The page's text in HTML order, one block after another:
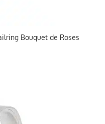
Bouquet de Roses